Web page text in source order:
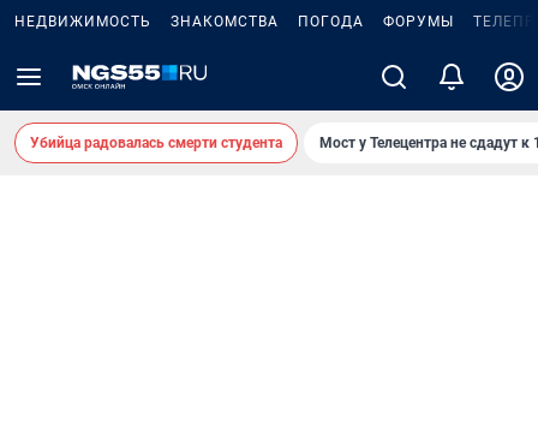
НЕДВИЖИМОСТЬ ЗНАКОМСТВА ПОГОДА ФОРУМЫ
Убийца радовалась смерти студента Мост у Телецентра не сдадут к